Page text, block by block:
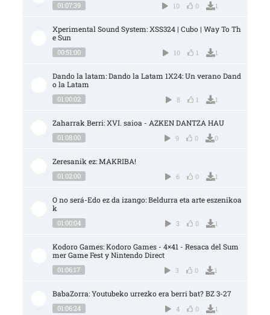
01:07:39 10 0 1
Xperimental Sound System: XSS324 | Cubo | Way To Th
e Sun
00:51:00 10 1 1
Dando la latam: Dando la Latam 1X24: Un verano Dand
o la Latam
01:00:02 8 1 1
Zaharrak Berri: XVI. saioa - AZKEN DANTZA HAU
01:08:00 9 0 0
Zeresanik ez: MAKRIBA!
01:02:00 6 0 1
O no será-Edo ez da izango: Beldurra eta arte eszenikoa
k
01:00:04 3 0 1
Kodoro Games: Kodoro Games - 4×41 - Resaca del Sum
mer Game Fest y Nintendo Direct
01:06:17 3 0 1
BabaZorra: Youtubeko urrezko era berri bat? BZ 3-27
01:06:24 4 0 1